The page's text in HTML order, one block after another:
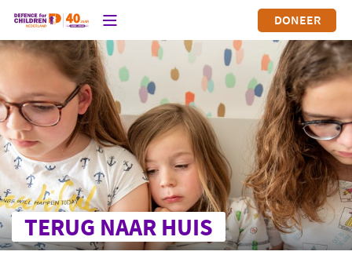
DONEER
TERUG NAAR HUIS